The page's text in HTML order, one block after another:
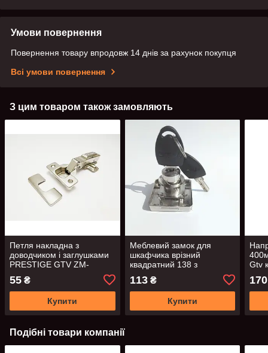
Умови повернення
Повернення товару впродовж 14 днів за рахунок покупця
Всі умови повернення
З цим товаром також замовляють
Петля накладна з
доводчиком і заглушками
PRESTIGE GTV ZM-
55 ₴
Купити
Меблевий замок для
шкафчика врізний
квадратний 138 з
113₴
Купити
Gtv
170
Подібні товари компанії